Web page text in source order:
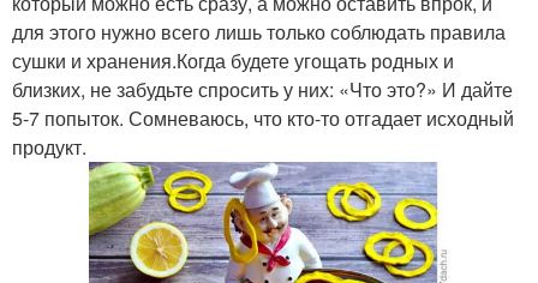
для этого нужно всего лишь только соблюдать правила
сушки и хранения.Когда будете угощать родных и
близких, не забудьте спросить у них: «Что это?» И дайте
5-7 попыток. Сомневаюсь, что кто-то отгадает исходный
продукт.